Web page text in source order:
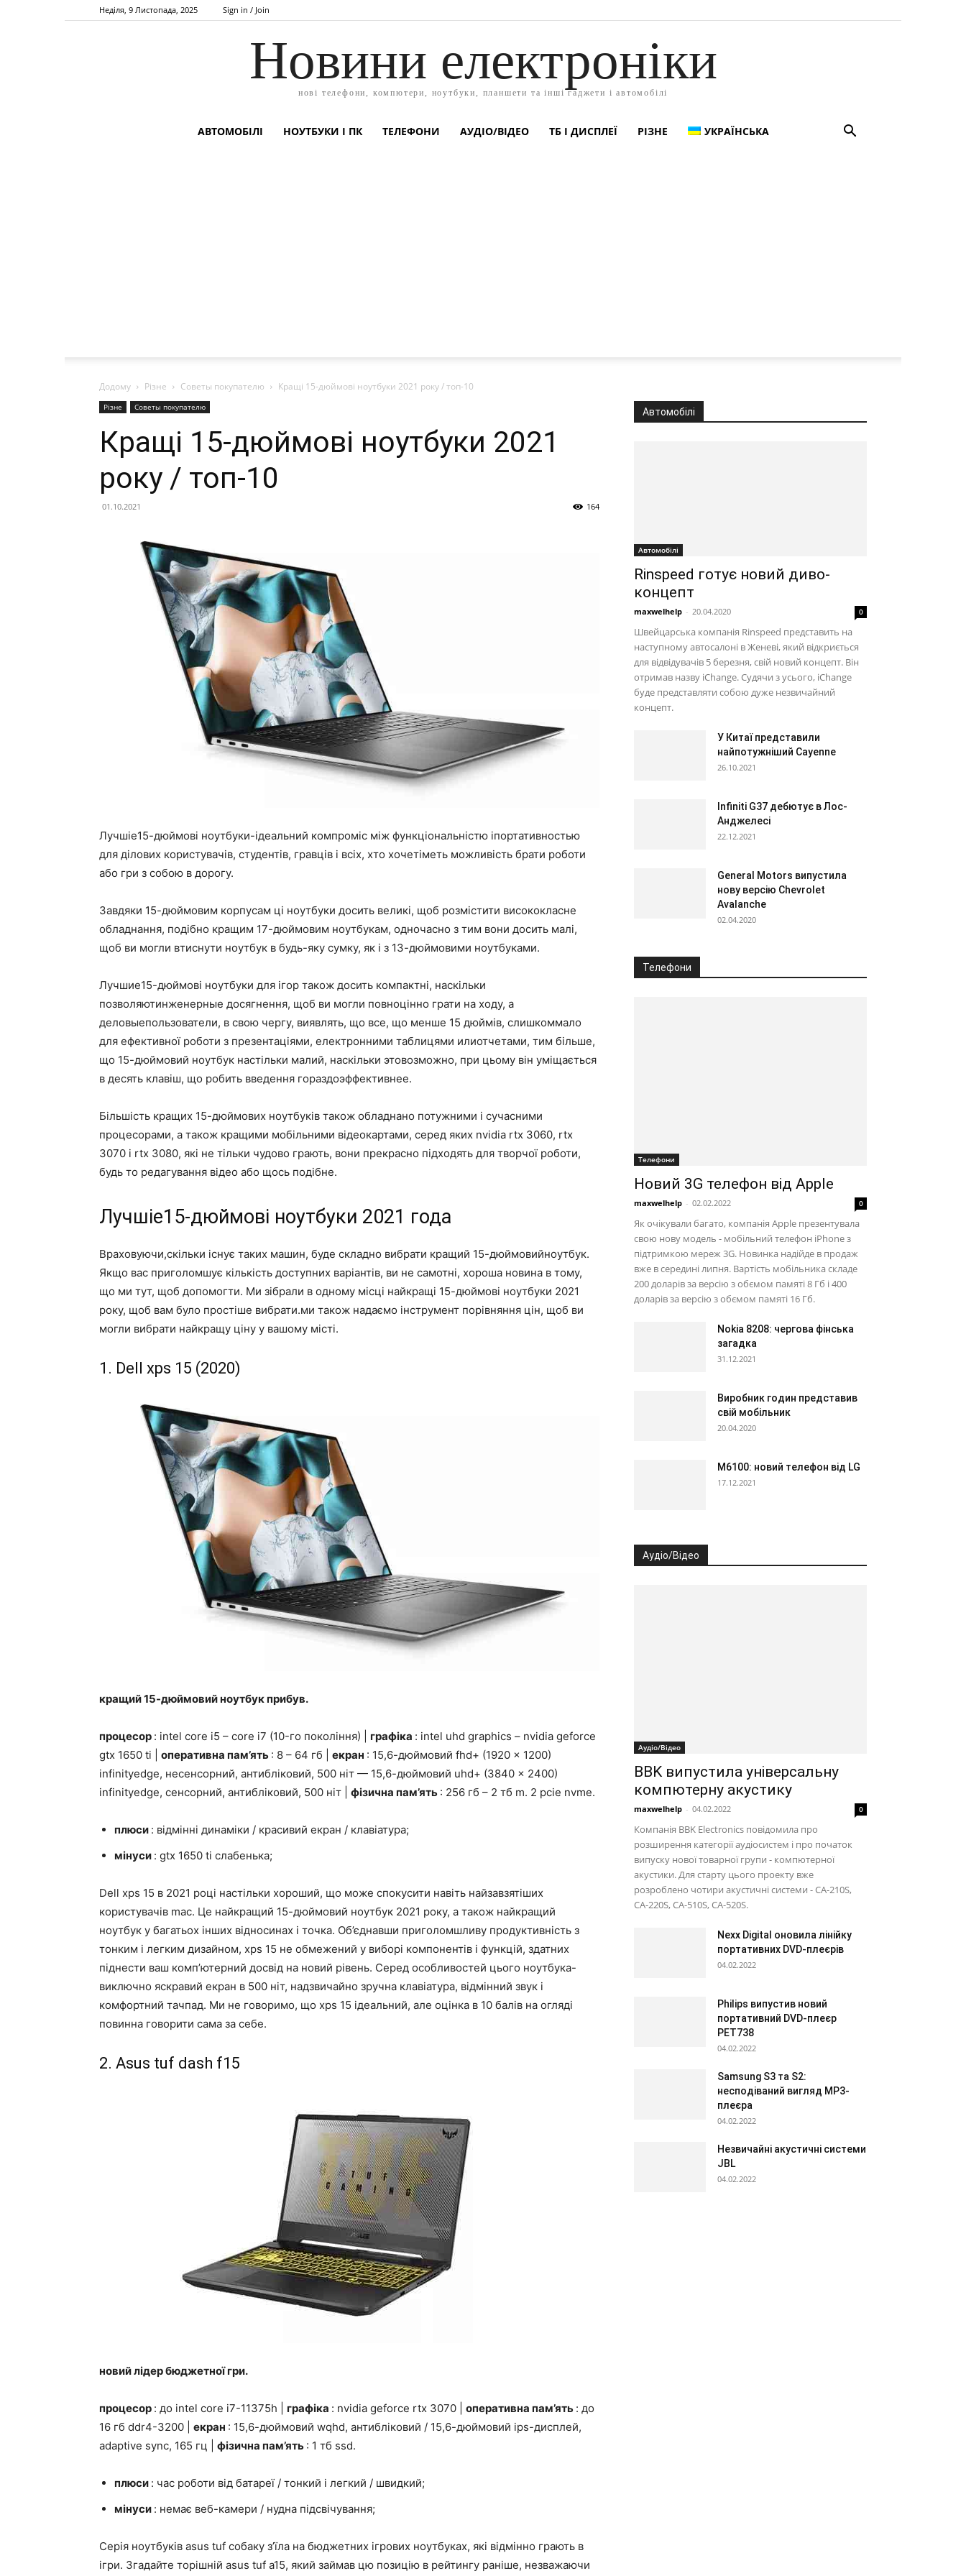
Неділя, 9 Листопада, 2025 Sign in / Join
Новини електроніки
нові телефони, компютери, ноутбуки, планшети та інші гаджети і автомобілі
АВТОМОБІЛІ НОУТБУКИ І ПК ТЕЛЕФОНИ АУДІО/ВІДЕО ТБ І ДИСПЛЕЇ РІЗНЕ УКРАЇНСЬКА
Додому Різне Советы покупателю Кращі 15-дюймові ноутбуки 2021 року / топ-10
Різне Советы покупателю
Кращі 15-дюймові ноутбуки 2021
року / топ-10
01.10.2021 164
Лучшіе15-дюймові ноутбуки-ідеальний компроміс між функціональністю іпортативностью
для ділових користувачів, студентів, гравців і всіх, хто хочетіметь можливість брати роботи
або гри з собою в дорогу.
Завдяки 15-дюймовим корпусам ці ноутбуки досить великі, щоб розмістити висококласне
обладнання, подібно кращим 17-дюймовим ноутбукам, одночасно з тим вони досить малі,
щоб ви могли втиснути ноутбук в будь-яку сумку, як і з 13-дюймовими ноутбуками.
Лучшие15-дюймові ноутбуки для ігор також досить компактні, наскільки
позволяютинженерные досягнення, щоб ви могли повноцінно грати на ходу, а
деловыепользователи, в свою чергу, виявлять, що все, що менше 15 дюймів, слишкоммало
для ефективної роботи з презентаціями, електронними таблицями илиотчетами, тим більше,
що 15-дюймовий ноутбук настільки малий, наскільки этовозможно, при цьому він уміщається
в десять клавіш, що робить введення гораздоэффективнее.
Більшість кращих 15-дюймових ноутбуків також обладнано потужними і сучасними
процесорами, а також кращими мобільними відеокартами, серед яких nvidia rtx 3060, rtx
3070 і rtx 3080, які не тільки чудово грають, вони прекрасно підходять для творчої роботи,
будь то редагування відео або щось подібне.
Лучшіе15-дюймові ноутбуки 2021 года
Враховуючи,скільки існує таких машин, буде складно вибрати кращий 15-дюймовийноутбук.
Якщо вас приголомшує кількість доступних варіантів, ви не самотні, хороша новина в тому,
що ми тут, щоб допомогти. Ми зібрали в одному місці найкращі 15-дюймові ноутбуки 2021
року, щоб вам було простіше вибрати.ми також надаємо інструмент порівняння цін, щоб ви
могли вибрати найкращу ціну у вашому місті.
1. Dell xps 15 (2020)
кращий 15-дюймовий ноутбук прибув.
процесор : intel core i5 – core i7 (10-го покоління) | графіка : intel uhd graphics – nvidia geforce
gtx 1650 ti | оперативна пам’ять : 8 – 64 гб | екран : 15,6-дюймовий fhd+ (1920 x 1200)
infinityedge, несенсорний, антибліковий, 500 ніт — 15,6-дюймовий uhd+ (3840 x 2400)
infinityedge, сенсорний, антибліковий, 500 ніт | фізична пам’ять : 256 гб – 2 тб m. 2 pcie nvme.
плюси : відмінні динаміки / красивий екран / клавіатура;
мінуси : gtx 1650 ti слабенька;
Dell xps 15 в 2021 році настільки хороший, що може спокусити навіть найзавзятіших
користувачів mac. Це найкращий 15-дюймовий ноутбук 2021 року, а також найкращий
ноутбук у багатьох інших відносинах і точка. Об’єднавши приголомшливу продуктивність з
тонким і легким дизайном, xps 15 не обмежений у виборі компонентів і функцій, здатних
піднести ваш комп’ютерний досвід на новий рівень. Серед особливостей цього ноутбука-
виключно яскравий екран в 500 ніт, надзвичайно зручна клавіатура, відмінний звук і
комфортний тачпад. Ми не говоримо, що xps 15 ідеальний, але оцінка в 10 балів на огляді
повинна говорити сама за себе.
2. Asus tuf dash f15
новий лідер бюджетної гри.
процесор : до intel core i7-11375h | графіка : nvidia geforce rtx 3070 | оперативна пам’ять : до
16 гб ddr4-3200 | екран : 15,6-дюймовий wqhd, антибліковий / 15,6-дюймовий ips-дисплей,
adaptive sync, 165 гц | фізична пам’ять : 1 тб ssd.
плюси : час роботи від батареї / тонкий і легкий / швидкий;
мінуси : немає веб-камери / нудна підсвічування;
Серія ноутбуків asus tuf собаку з’їла на бюджетних ігрових ноутбуках, які відмінно грають в
ігри. Згадайте торішній asus tuf a15, який займав цю позицію в рейтингу раніше, незважаючи
Автомобілі
Автомобілі
Rinspeed готує новий диво-
концепт
maxwelhelp - 20.04.2020 0
Швейцарська компанія Rinspeed представить на
наступному автосалоні в Женеві, який відкриється
для відвідувачів 5 березня, свій новий концепт. Він
отримав назву iChange. Судячи з усього, iChange
буде представляти собою дуже незвичайний
концепт.
У Китаї представили
найпотужніший Cayenne
26.10.2021
Infiniti G37 дебютує в Лос-
Анджелесі
22.12.2021
General Motors випустила
нову версію Chevrolet
Avalanche
02.04.2020
Телефони
Телефони
Новий 3G телефон від Apple
maxwelhelp - 02.02.2022 0
Як очікували багато, компанія Apple презентувала
свою нову модель - мобільний телефон iPhone з
підтримкою мереж 3G. Новинка надійде в продаж
вже в середині липня. Вартість мобільника складе
200 доларів за версію з обємом памяті 8 Гб і 400
доларів за версію з обємом памяті 16 Гб.
Nokia 8208: чергова фінська
загадка
31.12.2021
Виробник годин представив
свій мобільник
20.04.2020
M6100: новий телефон від LG
17.12.2021
Аудіо/Відео
Аудіо/Відео
BBK випустила універсальну
компютерну акустику
maxwelhelp - 04.02.2022 0
Компанія BBK Electronics повідомила про
розширення категорії аудіосистем і про початок
випуску нової товарної групи - компютерної
акустики. Для старту цього проекту вже
розроблено чотири акустичні системи - CA-210S,
CA-220S, CA-510S, CA-520S.
Nexx Digital оновила лінійку
портативних DVD-плеєрів
04.02.2022
Philips випустив новий
портативний DVD-плеєр
PET738
04.02.2022
Samsung S3 та S2:
несподіваний вигляд МР3-
плеєра
04.02.2022
Незвичайні акустичні системи
JBL
04.02.2022